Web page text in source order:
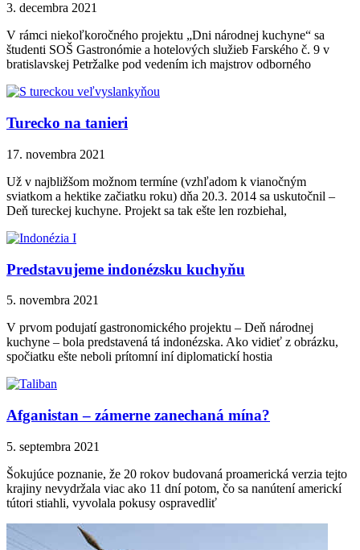
3. decembra 2021
V rámci niekoľkoročného projektu „Dni národnej kuchyne“ sa
študenti SOŠ Gastronómie a hotelových služieb Farského č. 9 v
bratislavskej Petržalke pod vedením ich majstrov odborného
Turecko na tanieri
17. novembra 2021
Už v najbližšom možnom termíne (vzhľadom k vianočným
sviatkom a hektike začiatku roku) dňa 20.3. 2014 sa uskutočnil –
Deň tureckej kuchyne. Projekt sa tak ešte len rozbiehal,
Predstavujeme indonézsku kuchyňu
5. novembra 2021
V prvom podujatí gastronomického projektu – Deň národnej
kuchyne – bola predstavená tá indonézska. Ako vidieť z obrázku,
spočiatku ešte neboli prítomní iní diplomatickí hostia
Afganistan – zámerne zanechaná mína?
5. septembra 2021
Šokujúce poznanie, že 20 rokov budovaná proamerická verzia tejto
krajiny nevydržala viac ako 11 dní potom, čo sa nanútení americkí
tútori stiahli, vyvolala pokusy ospravedliť